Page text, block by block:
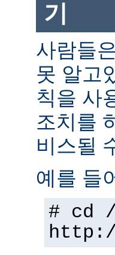
기
사람들
못 알고
칙을 사
조치를
비스될
예를 들
# cd